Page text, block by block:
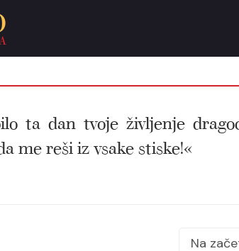
ta dan tvoje življenje
me reši iz vsake stiske!«
Na